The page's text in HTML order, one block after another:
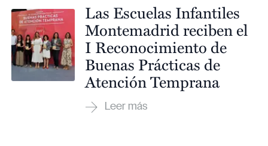
Las Escuelas Infantiles
Montemadrid reciben el
I Reconocimiento de
Buenas Prácticas de
Atención Temprana